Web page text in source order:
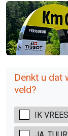
Denkt u dat
veld?
IK